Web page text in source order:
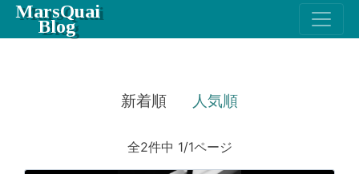
MarsQuai
Blog
新着順 人気順
全2件中 1/1ページ